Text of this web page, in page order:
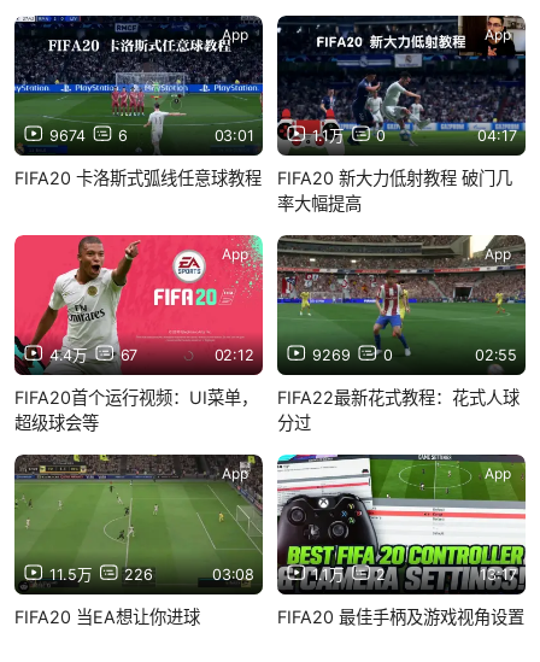
9674 6 03:01
App
FIFA20 卡洛斯式弧线任意球教程
1.1万 0 04:17
App
FIFA20 新大力低射教程 破门几
率大幅提高
4.4万 67 02:12
App
FIFA20首个运行视频：UI菜单，
超级球会等
9269 0 02:55
App
FIFA22最新花式教程：花式人球
分过
11.5万 226 03:08
App
FIFA20 当EA想让你进球
1.1万 2 13:17
App
FIFA20 最佳手柄及游戏视角设置